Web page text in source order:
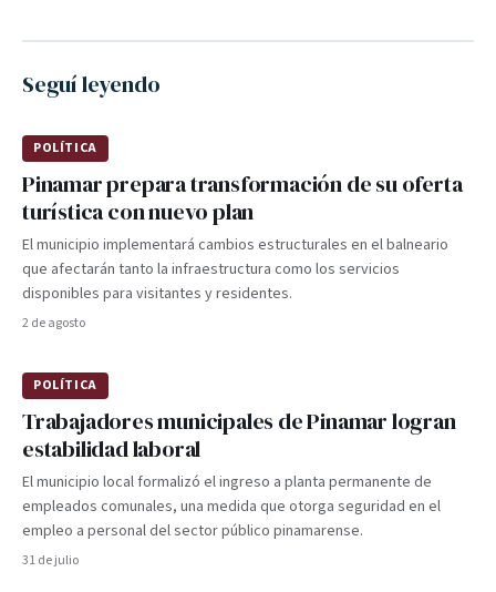
Seguí leyendo
POLÍTICA
Pinamar prepara transformación de su oferta
turística con nuevo plan
El municipio implementará cambios estructurales en el balneario
que afectarán tanto la infraestructura como los servicios
disponibles para visitantes y residentes.
2 de agosto
POLÍTICA
Trabajadores municipales de Pinamar logran
estabilidad laboral
El municipio local formalizó el ingreso a planta permanente de
empleados comunales, una medida que otorga seguridad en el
empleo a personal del sector público pinamarense.
31 de julio